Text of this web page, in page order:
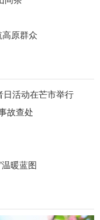
原群众
日活动在芒市举行
故查处
暖蓝图